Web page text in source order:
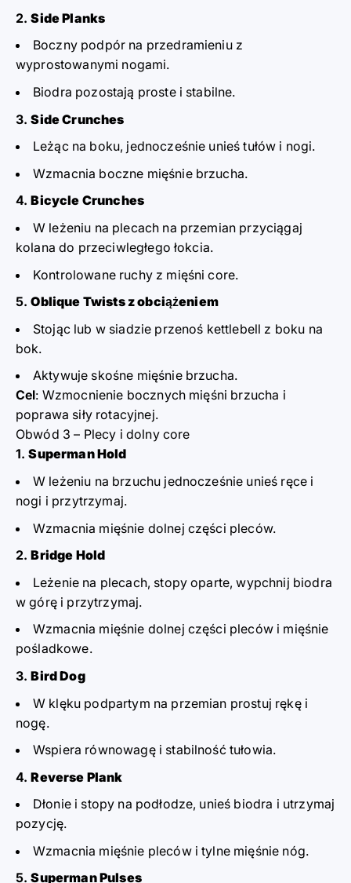
Side Planks
Boczny podpór na przedramieniu z
wyprostowanymi nogami.
Biodra pozostają proste i stabilne.
Side Crunches
Leżąc na boku, jednocześnie unieś tułów i nogi.
Wzmacnia boczne mięśnie brzucha.
Bicycle Crunches
W leżeniu na plecach na przemian przyciągaj
kolana do przeciwległego łokcia.
Kontrolowane ruchy z mięśni core.
Oblique Twists z obciążeniem
Stojąc lub w siadzie przenoś kettlebell z boku na
bok.
Aktywuje skośne mięśnie brzucha.
Cel: Wzmocnienie bocznych mięśni brzucha i
poprawa siły rotacyjnej.
Obwód 3 – Plecy i dolny core
Superman Hold
W leżeniu na brzuchu jednocześnie unieś ręce i
nogi i przytrzymaj.
Wzmacnia mięśnie dolnej części pleców.
Bridge Hold
Leżenie na plecach, stopy oparte, wypchnij biodra
w górę i przytrzymaj.
Wzmacnia mięśnie dolnej części pleców i mięśnie
pośladkowe.
Bird Dog
W klęku podpartym na przemian prostuj rękę i
nogę.
Wspiera równowagę i stabilność tułowia.
Reverse Plank
Dłonie i stopy na podłodze, unieś biodra i utrzymaj
pozycję.
Wzmacnia mięśnie pleców i tylne mięśnie nóg.
Superman Pulses